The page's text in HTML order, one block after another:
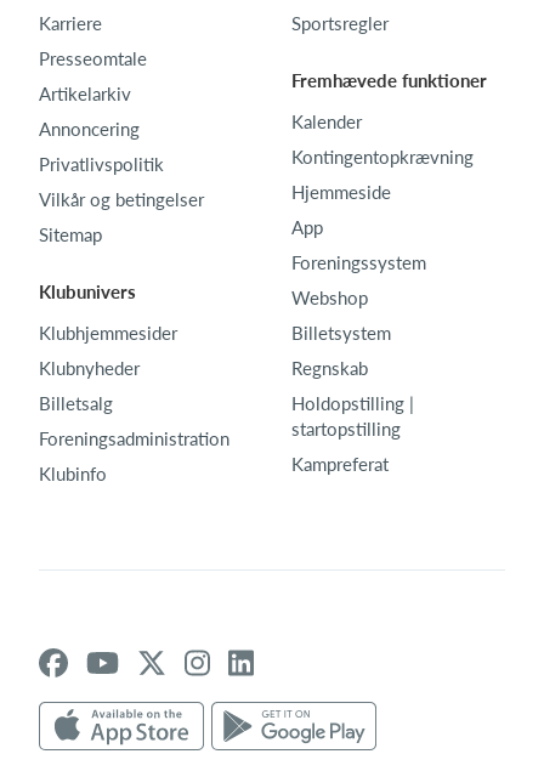
Karriere
Presseomtale
Artikelarkiv
Annoncering
Privatlivspolitik
Vilkår og betingelser
Sitemap
Klubunivers
Klubhjemmesider
Klubnyheder
Billetsalg
Foreningsadministration
Klubinfo
Sportsregler
Fremhævede funktioner
Kalender
Kontingentopkrævning
Hjemmeside
App
Foreningssystem
Webshop
Billetsystem
Regnskab
Holdopstilling |
startopstilling
Kampreferat